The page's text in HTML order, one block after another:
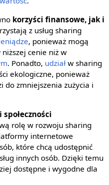
korzyści finansowe, jak i
z usług sharing
, ponieważ mogą
cenie niż w
. Ponadto, udziałw sharing
ekologiczne, ponieważ
do zmniejszenia zużycia i
rolę w rozwoju sharing
internetowe
które chcą udostępnić
innych osób. Dzięki temu
dostępne i wygodne dla